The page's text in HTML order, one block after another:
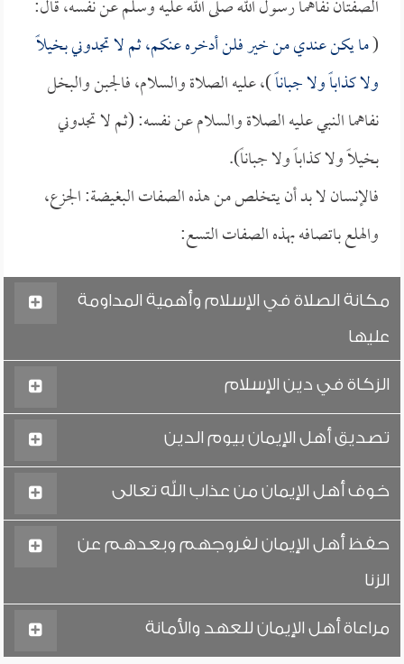
الصفتان نفاهما رسول الله صلى الله عليه وسلم عن نفسه، قال:
(ما يكن عندي من خير فلن أدخره عنكم، ثم لا تجدوني بخيلاً
ولا كذاباً ولا جباناً)، عليه الصلاة والسلام، فالجبن والبخل
نفاهما النبي عليه الصلاة والسلام عن نفسه: (ثم لا تجدوني
بخيلاً ولا كذاباً ولا جباناً).
فالإنسان لا بد أن يتخلص من هذه الصفات البغيضة: الجزع،
والهلع باتصافه بهذه الصفات التسع:
مكانة الصلاة في الإسلام وأهمية المداومة
عليها
الزكاة في دين الإسلام
تصديق أهل الإيمان بيوم الدين
خوف أهل الإيمان من عذاب الله تعالى
حفظ أهل الإيمان لفروجهم وبعدهم عن
الزنا
مراعاة أهل الإيمان للعهد والأمانة